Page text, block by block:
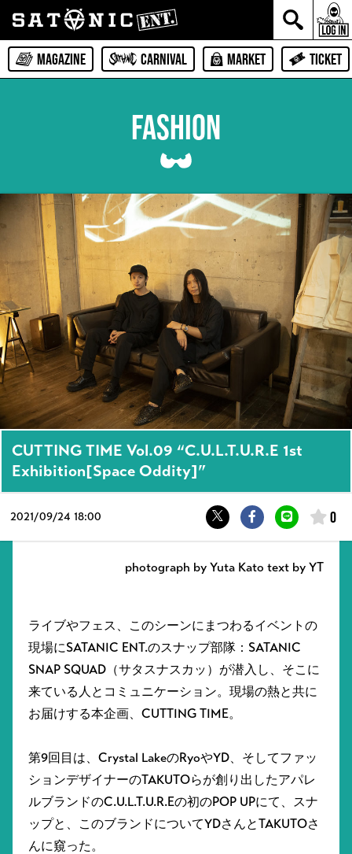
MAGAZINE CARNIVAL MARKET TICKET
FASHION
CUTTING TIME Vol.09 “C.U.L.T.U.R.E 1st
Exhibition[Space Oddity]”
2021/09/24 18:00 0
photograph by Yuta Kato text by YT
ライブやフェス、このシーンにまつわるイベントの
現場にSATANIC ENT.のスナップ部隊：SATANIC
SNAP SQUAD（サタスナスカッ）が潜入し、そこに
来ている人とコミュニケーション。現場の熱と共に
お届けする本企画、CUTTING TIME。
第9回目は、Crystal LakeのRyoやYD、そしてファッ
ションデザイナーのTAKUTOらが創り出したアパレ
ルブランドのC.U.L.T.U.R.Eの初のPOP UPにて、スナ
ップと、このブランドについてYDさんとTAKUTOさ
んに窺った。